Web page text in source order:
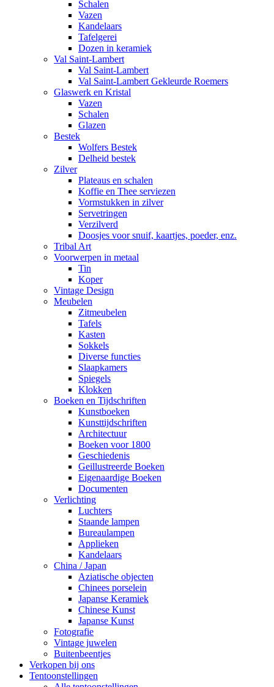
Schalen
Vazen
Kandelaars
Tafelgerei
Dozen in keramiek
Val Saint-Lambert
Val Saint-Lambert
Val Saint-Lambert Gekleurde Roemers
Glaswerk en Kristal
Vazen
Schalen
Glazen
Bestek
Wolfers Bestek
Delheid bestek
Zilver
Plateaus en schalen
Koffie en Thee serviezen
Vormstukken in zilver
Servetringen
Verzilverd
Doosjes voor snuif, kaartjes, poeder, enz.
Tribal Art
Voorwerpen in metaal
Tin
Koper
Vintage Design
Meubelen
Zitmeubelen
Tafels
Kasten
Sokkels
Diverse functies
Slaapkamers
Spiegels
Klokken
Boeken en Tijdschriften
Kunstboeken
Kunsttijdschriften
Architectuur
Boeken voor 1800
Geschiedenis
Geillustreerde Boeken
Eigenaardige Boeken
Documenten
Verlichting
Luchters
Staande lampen
Bureaulampen
Applieken
Kandelaars
China / Japan
Aziatische objecten
Chinees porselein
Japanse Keramiek
Chinese Kunst
Japanse Kunst
Fotografie
Vintage juwelen
Buitenbeentjes
Verkopen bij ons
Tentoonstellingen